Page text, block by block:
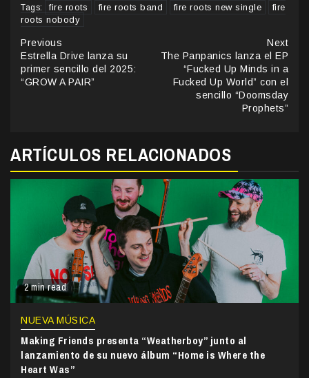
Tags: fire roots fire roots band fire roots new single
fire
roots nobody
Continue
Reading
Previous
Estrella Drive lanza su
primer sencillo del 2025:
“GROW A PAIR”
Next
The Panpanics lanza el EP
“Fucked Up Minds in a
Fucked Up World” con el
sencillo “Doomsday
Prophets”
ARTÍCULOS RELACIONADOS
2 min read
NUEVA MÚSICA
Making Friends presenta “Weatherboy” junto al
lanzamiento de su nuevo álbum “Home is Where the
Heart Was”